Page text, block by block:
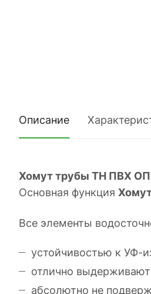
Описание
Хомут трубы ТН ПВХ
Основная функция
Все элементы
устойчивостью к УФ-
отлично
абсолютно не